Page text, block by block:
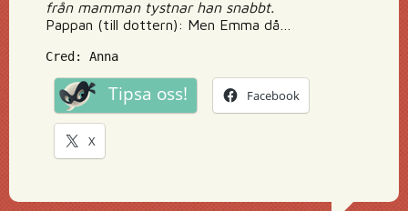
från mamman tystnar han snabbt.
Pappan (till dottern): Men Emma då…
Cred: Anna
Tipsa oss! Facebook
X